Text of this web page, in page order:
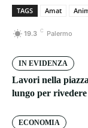
TAGS Amat
19.3 C Palermo
IN EVIDENZA
Lavori nella
lungo per
ECONOMIA